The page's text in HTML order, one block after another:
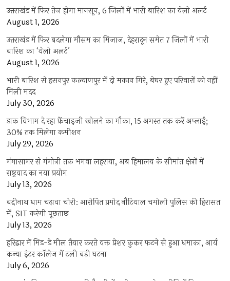
उत्तराखंड में फिर तेज होगा मानसून, 6 जिलों में भारी बारिश का येलो अलर्ट
August 1, 2026
उत्तराखंड में फिर बदलेगा मौसम का मिजाज, देहरादून समेत 7 जिलों में भारी
बारिश का ‘येलो अलर्ट’
August 1, 2026
भारी बारिश से हसनपुर कल्याणपुर में दो मकान गिरे, बेघर हुए परिवारों को नहीं
मिली मदद
July 30, 2026
डाक विभाग दे रहा फ्रेंचाइजी खोलने का मौका, 15 अगस्त तक करें अप्लाई;
30% तक मिलेगा कमीशन
July 29, 2026
गंगासागर से गंगोत्री तक भगवा लहराया, अब हिमालय के सीमांत क्षेत्रों में
राष्ट्रवाद का नया प्रयोग
July 13, 2026
बद्रीनाथ धाम चढ़ावा चोरी: आरोपित प्रमोद नौटियाल चमोली पुलिस की हिरासत
में, SIT करेगी पूछताछ
July 13, 2026
हरिद्वार में मिड-डे मील तैयार करते वक्त प्रेशर कुकर फटने से हुआ धमाका, आर्य
कन्या इंटर कॉलेज में टली बड़ी घटना
July 6, 2026